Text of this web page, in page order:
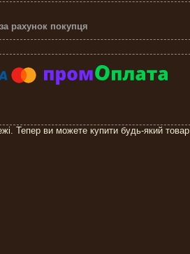
за рахунок покупця
Тепер ви можете купити будь-який товар